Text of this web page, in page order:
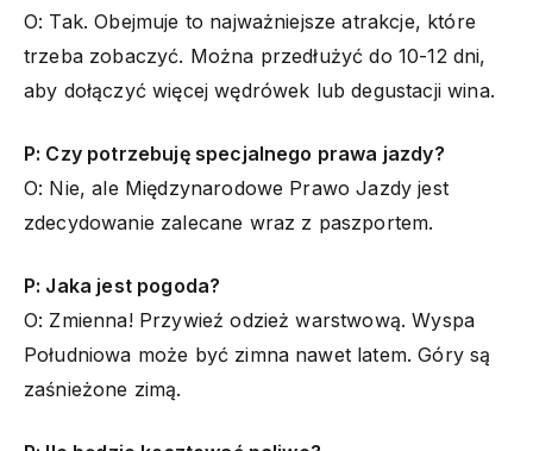
O: Tak. Obejmuje to najważniejsze atrakcje, które
trzeba zobaczyć. Można przedłużyć do 10-12 dni,
aby dołączyć więcej wędrówek lub degustacji wina.
P: Czy potrzebuję specjalnego prawa jazdy?
O: Nie, ale Międzynarodowe Prawo Jazdy jest
zdecydowanie zalecane wraz z paszportem.
P: Jaka jest pogoda?
O: Zmienna! Przywieź odzież warstwową. Wyspa
Południowa może być zimna nawet latem. Góry są
zaśnieżone zimą.